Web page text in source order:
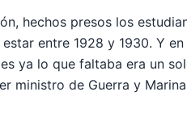
hechos presos los
entre 1928 y 1930. Y
ya lo que faltaba era un
ministro de Guerra y